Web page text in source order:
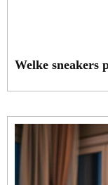
Welke sneakers